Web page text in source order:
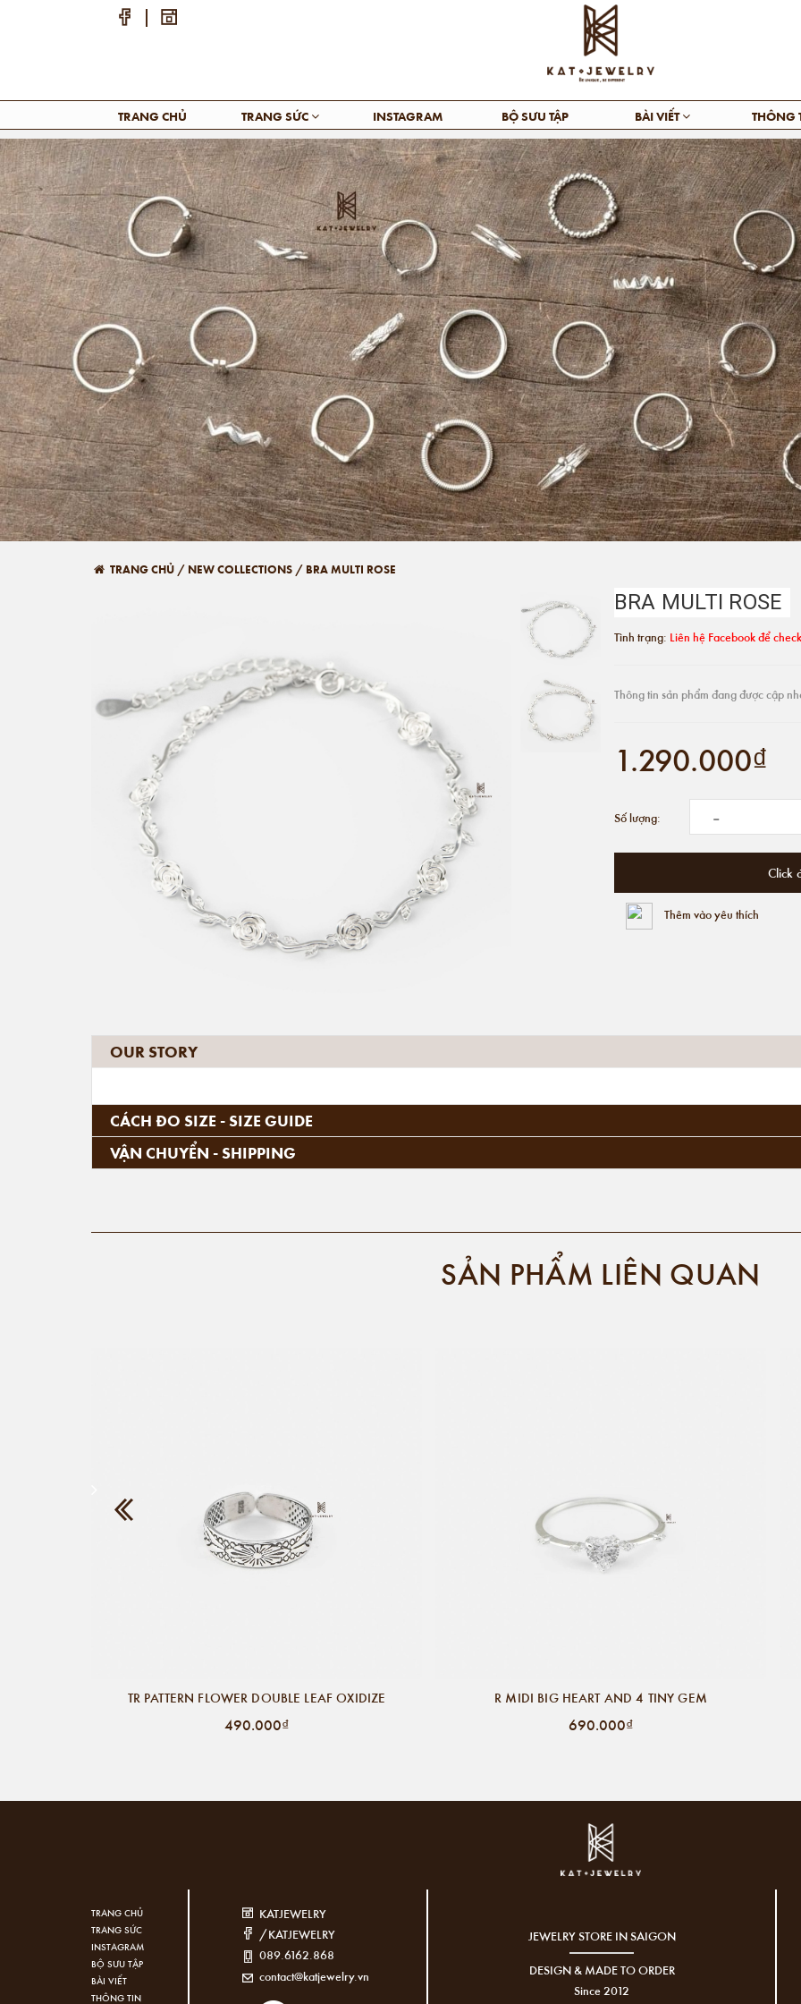
TRANG CHỦ TRANG SỨC INSTAGRAM BỘ SƯU TẬP BÀI VIẾT THÔNG
TRANG CHỦ / NEW COLLECTIONS / BRA MULTI ROSE
BRA MULTI ROSE
Tình trạng: Liên hệ Facebook để
Thông tin sản phẩm đang được cập
1.290.000₫
Số lượng: -
Click
Thêm vào yêu thích
OUR STORY
CÁCH ĐO SIZE - SIZE GUIDE
VẬN CHUYỂN - SHIPPING
SẢN PHẨM LIÊN QUAN
TR PATTERN FLOWER DOUBLE LEAF OXIDIZE
490.000₫
R MIDI BIG HEART AND 4 TINY GEM
690.000₫
TRANG CHỦ
TRANG SỨC
INSTAGRAM
BỘ SƯU TẬP
BÀI VIẾT
THÔNG TIN
KATJEWELRY
/KATJEWELRY
089.6162.868
contact@katjewelry.vn
JEWELRY STORE IN SAIGON
DESIGN & MADE TO ORDER
Since 2012